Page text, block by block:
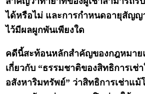
ได้หรือไม่ และการกำหนดอายุสัญญ
ไว้มีผลผูกพันเพียงใด
คดีนี้สะท้อนหลักสำคัญของกฎหมา
เกี่ยวกับ “ธรรมชาติของสิทธิการเช่
อสังหาริมทรัพย์” ว่าสิทธิการเช่าแ